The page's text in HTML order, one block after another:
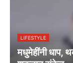
LIFESTYLE
मधुमेहींनी धाप,